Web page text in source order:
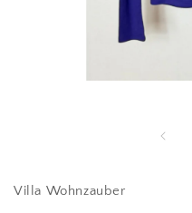
Villa Wohnzauber